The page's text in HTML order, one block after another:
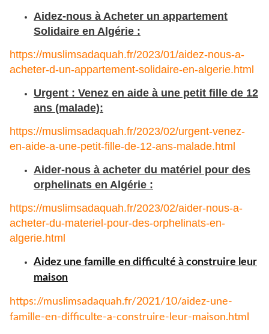
Aidez-nous à Acheter un appartement
Solidaire en Algérie :
https://muslimsadaquah.fr/2023/01/aidez-nous-a-
acheter-d-un-appartement-solidaire-en-algerie.html
Urgent : Venez en aide à une petit fille de 12
ans (malade):
https://muslimsadaquah.fr/2023/02/urgent-venez-
en-aide-a-une-petit-fille-de-12-ans-malade.html
Aider-nous à acheter du matériel pour des
orphelinats en Algérie :
https://muslimsadaquah.fr/2023/02/aider-nous-a-
acheter-du-materiel-pour-des-orphelinats-en-
algerie.html
Aidez une famille en difficulté à construire leur
maison
https://muslimsadaquah.fr/2021/10/aidez-une-
famille-en-difficulte-a-construire-leur-maison.html